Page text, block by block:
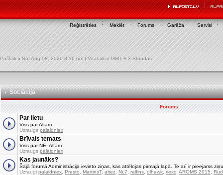
Reģistrēties Meklēt Forums Garāža Servisi
Pašlaik ir Sat Aug 08, 2026 3:16 pm | Visi laiki ir GMT + 3 Stundas
Sociācija
Forums
Par lietu
Viss par Alfām
Uzraugs palaidniex
Brīvais temats
Viss par NE- Alfām
Uzraugs palaidniex
Kas jaunāks?
Šajā forumā Administrācija ievieto ziņas, kas attēlojas pirmajā lapā. Te arī ir pieejams
Uzraugi palaidniex Presto MartinsT, altez Nr.7 ralfins dlhawk riexc AROMS 2015